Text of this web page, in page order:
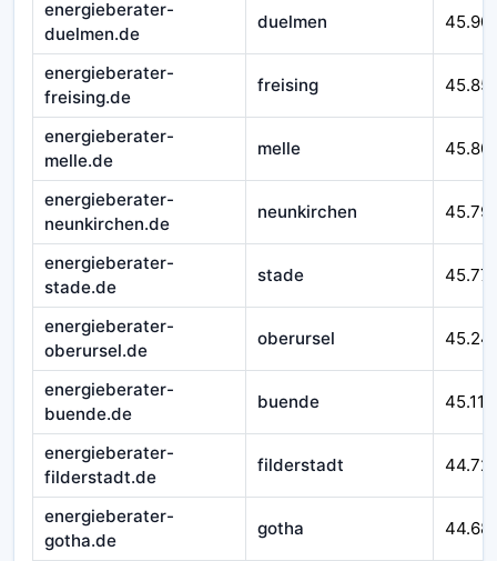
energieberater-
duelmen.de
duelmen
energieberater-
freising.de
freising
energieberater-
melle.de
melle
energieberater-
neunkirchen.de
neunkirchen
energieberater-
stade.de
stade
energieberater-
oberursel.de
oberursel
energieberater-
buende.de
buende 45.116
energieberater-
filderstadt.de
filderstadt 44.721
energieberater-
gotha.de
gotha